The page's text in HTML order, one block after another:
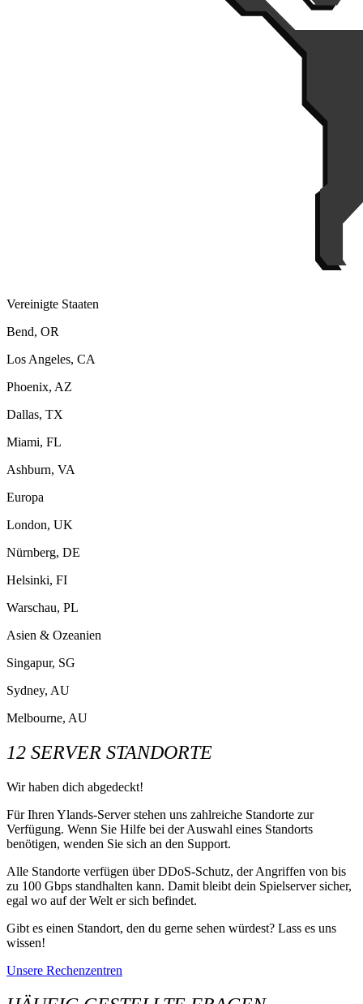
Vereinigte Staaten
Bend, OR
Los Angeles, CA
Phoenix, AZ
Dallas, TX
Miami, FL
Ashburn, VA
Europa
London, UK
Nürnberg, DE
Helsinki, FI
Warschau, PL
Asien & Ozeanien
Singapur, SG
Sydney, AU
Melbourne, AU
12 SERVER STANDORTE
Wir haben dich abgedeckt!
Für Ihren Ylands-Server stehen uns zahlreiche Standorte zur
Verfügung. Wenn Sie Hilfe bei der Auswahl eines Standorts
benötigen, wenden Sie sich an den Support.
Alle Standorte verfügen über DDoS-Schutz, der Angriffen von bis
zu 100 Gbps standhalten kann. Damit bleibt dein Spielserver sicher,
egal wo auf der Welt er sich befindet.
Gibt es einen Standort, den du gerne sehen würdest? Lass es uns
wissen!
Unsere Rechenzentren